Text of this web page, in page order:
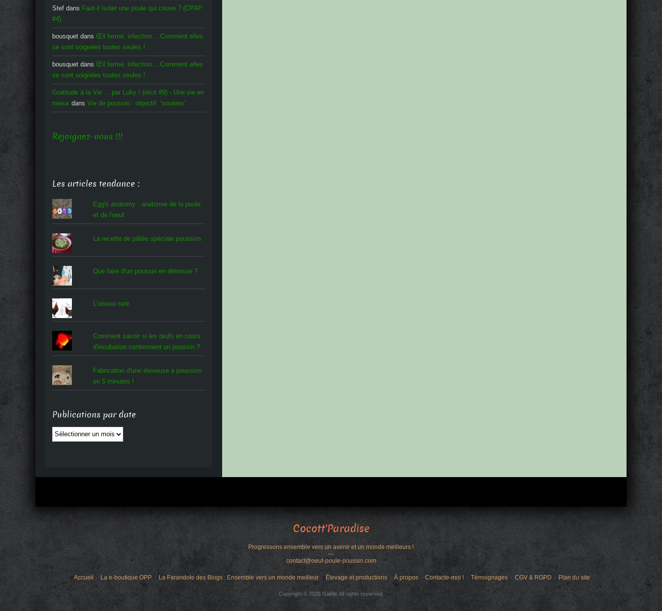
Stef dans Faut-il isoler une poule qui couve ? (CPAP
#4)
bousquet dans Œil fermé, infection… Comment elles
se sont soignées toutes seules !
bousquet dans Œil fermé, infection… Comment elles
se sont soignées toutes seules !
Gratitude à la Vie ... par Luky ! (récit #9) - Une vie en
mieux dans Vie de poussin : objectif ‘sourires’
Rejoignez-nous !!!
Les articles tendance :
Egg's anatomy : anatomie de la poule
et de l'oeuf
La recette de pâtée spéciale poussins
Que faire d'un poussin en détresse ?
L'oiseau rare
Comment savoir si les œufs en cours
d'incubation contiennent un poussin ?
Fabrication d'une éleveuse à poussins
en 5 minutes !
Publications par date
Publications
par
Cocott'Paradise
Progressons ensemble vers un avenir et un monde meilleurs !
---
contact@oeuf-poule-poussin.com
Accueil La e-boutique OPP La Farandole des Blogs : Ensemble vers un monde meilleur Élevage et productions À propos Contacte-moi ! Témoignages CGV & RGPD Plan du site
Copyright © 2026 Gaëlle.All rights reserved.